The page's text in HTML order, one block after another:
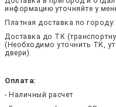
информацию уточняйте у
Платная доставка по городу:
Доставка до ТК
(Необходимо уточнить ТК,
двери).
Оплата:
- Наличный расчет